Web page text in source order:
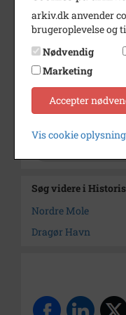
Periode
Størrelse
Se på kort
Arkiv
Søg videre i
Nordre Mole
Dragør Havn
arkiv.dk anvender
brugeroplevelse og
Nødvendig
Marketing
Accepter
Vis cookie